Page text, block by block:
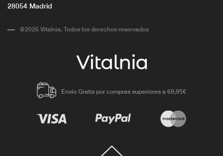
28054 Madrid
@2026 Vitalnia. Todos los derechos reservados
Envío Gratis por compras superiores a 69,95€